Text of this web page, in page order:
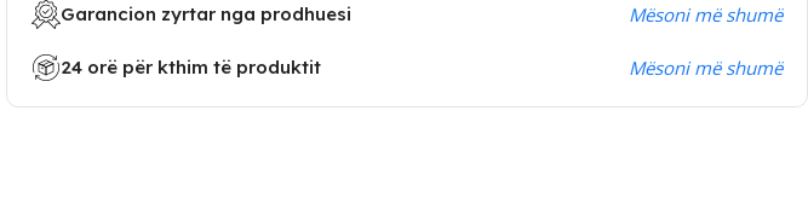
Garancion zyrtar nga prodhuesi Mësoni më shumë
24 orë për kthim të produktit Mësoni më shumë